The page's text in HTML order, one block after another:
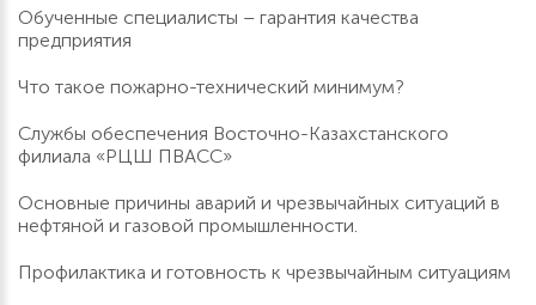
Обученные специалисты – гарантия качества
предприятия
Что такое пожарно-технический минимум?
Службы обеспечения Восточно-Казахстанского
филиала «РЦШ ПВАСС»
Основные причины аварий и чрезвычайных ситуаций в
нефтяной и газовой промышленности.
Профилактика и готовность к чрезвычайным ситуациям